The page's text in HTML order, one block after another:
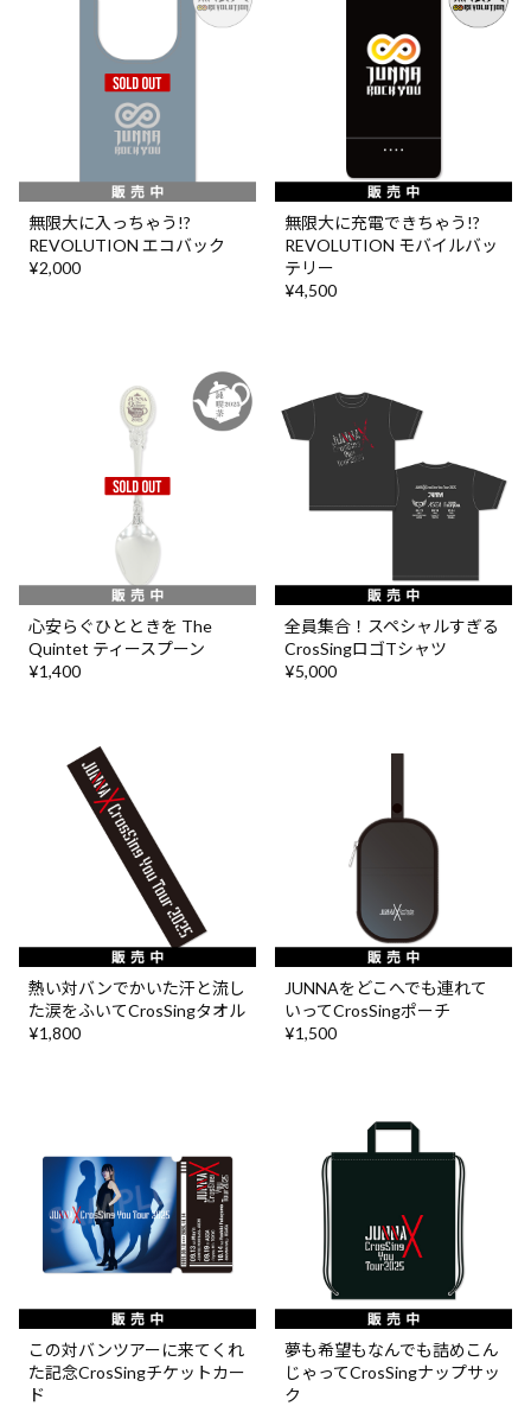
無限大に入っちゃう!?
REVOLUTION エコバック
¥2,000
無限大に充電できちゃう!?
REVOLUTION モバイルバッ
テリー
¥4,500
心安らぐひとときを The
Quintet ティースプーン
¥1,400
全員集合！スペシャルすぎる
CrosSingロゴTシャツ
¥5,000
熱い対バンでかいた汗と流し
た涙をふいてCrosSingタオル
¥1,800
JUNNAをどこへでも連れて
いってCrosSingポーチ
¥1,500
この対バンツアーに来てくれ
た記念CrosSingチケットカー
ド
夢も希望もなんでも詰めこん
じゃってCrosSingナップサッ
ク